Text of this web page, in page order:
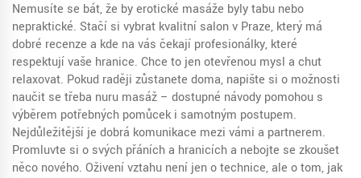
Nemusíte se bát, že by erotické masáže byly tabu nebo
nepraktické. Stačí si vybrat kvalitní salon v Praze, který má
dobré recenze a kde na vás čekají profesionálky, které
respektují vaše hranice. Chce to jen otevřenou mysl a chuť
relaxovat. Pokud raději zůstanete doma, napište si o možnosti
naučit se třeba nuru masáž – dostupné návody pomohou s
výběrem potřebných pomůcek i samotným postupem.
Nejdůležitější je dobrá komunikace mezi vámi a partnerem.
Promluvte si o svých přáních a hranicích a nebojte se zkoušet
něco nového. Oživení vztahu není jen o technice, ale o tom, jak